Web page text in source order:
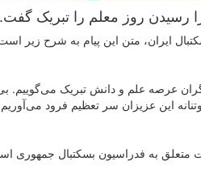
رسیدن روز معلم را تبریک گفت.
ایران، متن این پیام به شرح زیر
عرصه علم و دانش تبریک می‌گوییم.
این عزیزان سر تعظیم فرود
به فدراسیون بسکتبال جمهوری